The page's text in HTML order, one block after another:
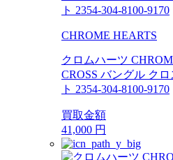
CHROME HEARTS
クロムハーツ
CROSS バングル ク
ト 2354-304-8100-9170
買取金額
41,000 円